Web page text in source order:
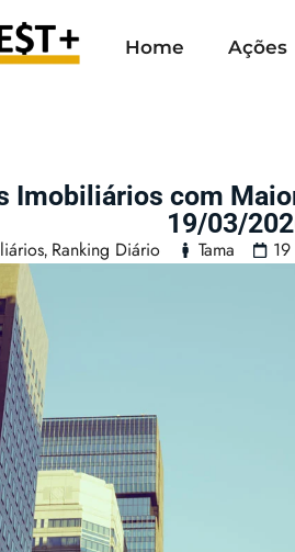
Home Ações
Imobiliários com
19/03/
, Ranking Diário Tama